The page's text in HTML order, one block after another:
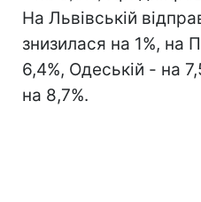
На Львівській
знизилася на 1%, на
6,4%, Одеській - на
на 8,7%.